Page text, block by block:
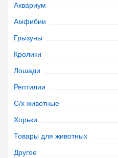
Аквариум
Амфибии
Грызуны
Кролики
Лошади
Рептилии
С/х животные
Хорьки
Товары для животных
Другое